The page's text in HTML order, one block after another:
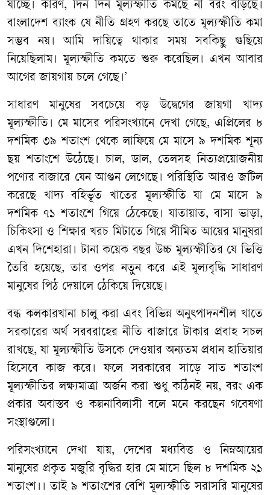
যাচ্ছে। কারণ,দিন দিন মূল্যস্ফীতি কমছে না বরং বাড়ছে।
বাংলাদেশ ব্যাংক যে নীতি গ্রহণ করছে তাতে মূল্যস্ফীতি কমা
সম্ভব
নয়। আমি দায়িত্বে থাকার সময় সবকিছু
গুছিয়ে
নিয়েছিলাম। মূল্যস্ফীতি কমতে শুরু করেছিল। এখন আবার
আগের জায়গায় চলে গেছে।’
সাধারণ মানুষের সবচেয়ে বড় উদ্বেগের জায়গা
খাদ্য
মূল্যস্ফীতি। মে মাসের পরিসংখ্যানে দেখা গেছে, এপ্রিলের ৮
দশমিক ৩৯ শতাংশ থেকে লাফিয়ে মে মাসে ৯ দশমিক শূন্য
ছয় শতাংশে উঠেছে। চাল,ডাল, তেলসহ নিত্যপ্রয়োজনীয়
পণ্যের বাজারে যেন আগুন লেগেছে। পরিস্থিতি আরও জটিল
করেছে
খাদ্য বহির্ভূত খাতের মূল্যস্ফীতি যা মে মাসে
৯
দশমিক ৭১ শতাংশে গিয়ে ঠেকেছে। যাতায়াত,বাসা ভাড়া,
চিকিৎসা ও শিক্ষার খরচ মিটাতে গিয়ে সীমিত আয়ের মানুষরা
এখন দিশেহারা। টানা কয়েক বছর উচ্চ মূল্যস্ফীতির যে ভিত্তি
তৈরি হয়েছে,তার ওপর নতুন করে এই মূল্যবৃদ্ধি সাধারণ
মানুষের পিঠ দেয়ালে ঠেকিয়ে দিয়েছে।
বন্ধ কলকারখানা চালু করা এবং বিভিন্ন অনুৎপাদনশীল খাতে
সরকারের অর্থ সরবরাহের নীতি বাজারে টাকার প্রবাহ সচল
রাখছে,যা মূল্যস্ফীতি উসকে দেওয়ার অন্যতম প্রধান হাতিয়ার
হিসেবে
কাজ করে। ফলে সরকারের সাড়ে সাত
শতাংশ
মূল্যস্ফীতির লক্ষ্যমাত্রা অর্জন করা শুধু কঠিনই নয়,বরং এক
প্রকার অবাস্তব ও কল্পনাবিলাসী বলে মনে করছেন গবেষণা
সংস্থাগুলো।
পরিসংখ্যানে দেখা যায়, দেশের মধ্যবিত্ত ও নিম্নআয়ের
মানুষের প্রকৃত মজুরি বৃদ্ধির হার মে মাসে ছিল ৮ দশমিক ২১
শতাংশ।। তাই ৯ শতাংশের বেশি মূল্যস্ফীতি সরাসরি মানুষের